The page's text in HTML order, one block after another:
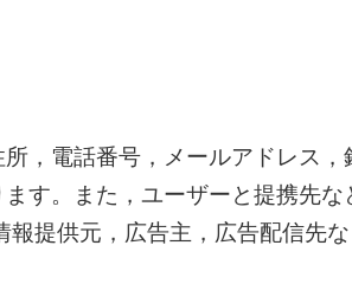
，電話番号，メールアドレス
す。また，ユーザーと提携先
提供元，広告主，広告配信先